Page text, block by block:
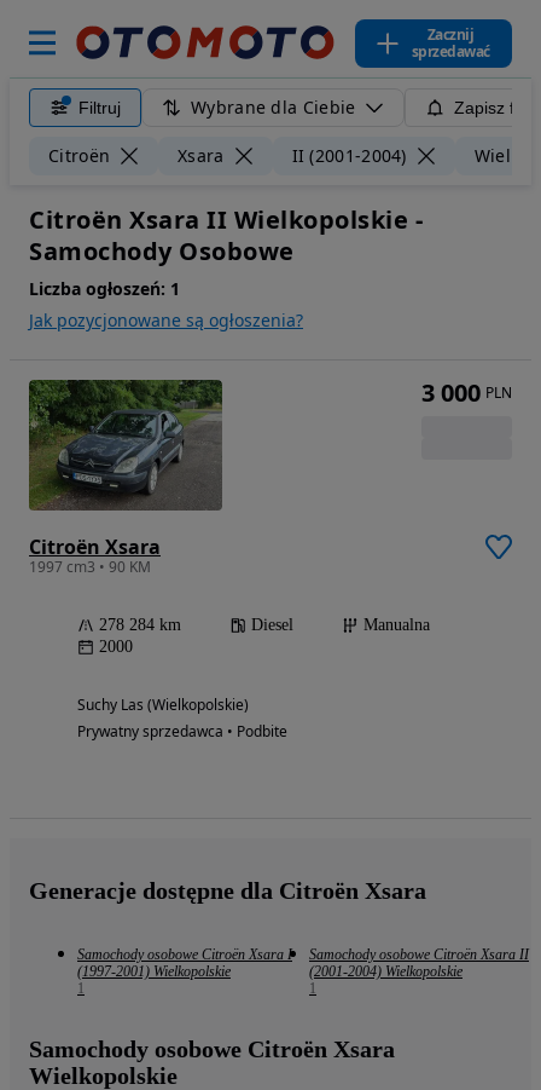
Zacznij
sprzedawać
Filtruj Wybrane dla Ciebie Zapisz
Citroën Xsara II (2001-2004)
Citroën Xsara II Wielkopolskie -
Samochody Osobowe
Liczba ogłoszeń: 1
Jak pozycjonowane są ogłoszenia?
Citroën Xsara
1997 cm3 • 90 KM
278 284 km Diesel
Manualna
2000
Suchy Las (Wielkopolskie)
Prywatny sprzedawca • Podbite
3 000 PLN
Generacje dostępne dla Citroën Xsara
Samochody osobowe Citroën Xsara I
(1997-2001) Wielkopolskie
1
Samochody osobowe Citroën Xsara II
(2001-2004) Wielkopolskie
1
Samochody osobowe Citroën Xsara
Wielkopolskie